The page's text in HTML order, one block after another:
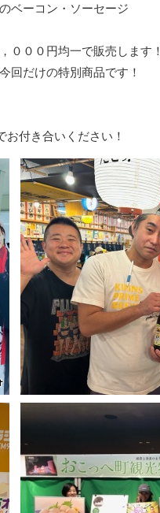
ベーコン・ソーセージ
０００円均一で販売します！
回だけの特別商品です！
付き合いください！